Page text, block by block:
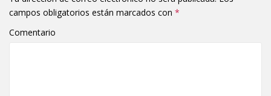
campos obligatorios están marcados con *
Comentario